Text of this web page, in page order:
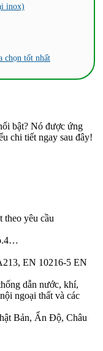
inox)
chọn tốt nhất
bật? Nó được ứng
chi tiết ngay sau đây!
theo yêu cầu
EN 10216-5 EN
dẫn nước, khí,
ngoại thất và các
Bản, Ấn Độ, Châu